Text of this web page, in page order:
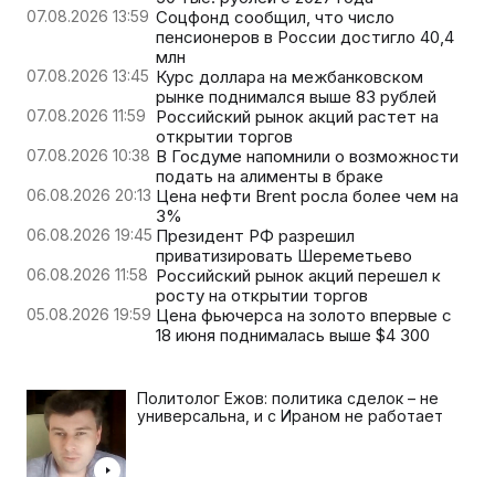
07.08.2026 13:59 Соцфонд сообщил, что число
пенсионеров в России достигло 40,4
млн
07.08.2026 13:45 Курс доллара на межбанковском
рынке поднимался выше 83 рублей
07.08.2026 11:59
Российский рынок акций растет на
открытии торгов
07.08.2026 10:38 В Госдуме напомнили о возможности
подать на алименты в браке
06.08.2026 20:13 Цена нефти Brent росла более чем на
3%
06.08.2026 19:45 Президент РФ разрешил
приватизировать Шереметьево
06.08.2026 11:58 Российский рынок акций перешел к
росту на открытии торгов
05.08.2026 19:59 Цена фьючерса на золото впервые с
18 июня поднималась выше $4 300
Политолог Ежов: политика сделок – не
универсальна, и с Ираном не работает